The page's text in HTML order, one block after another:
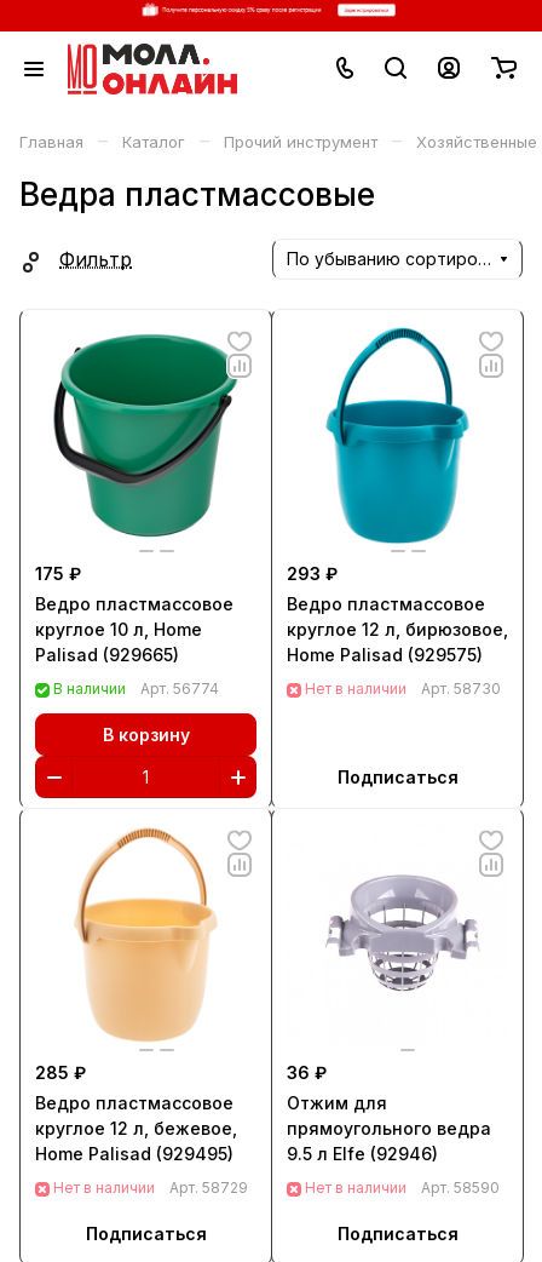
Главная – Каталог – Прочий инструмент –
Ведра пластмассовые
Фильтр По убыванию сортировки
175 ₽
Ведро пластмассовое
круглое 10 л, Home
Palisad (929665)
В наличии Арт. 56774
В корзину
293 ₽
Ведро пластмассовое
круглое 12 л, бирюзовое,
Home Palisad (929575)
Нет в наличии Арт. 58730
Подписаться
285 ₽
Ведро пластмассовое
круглое 12 л, бежевое,
Home Palisad (929495)
Нет в наличии Арт. 58729
Подписаться
36 ₽
Отжим для
прямоугольного ведра
9.5 л Elfe (92946)
Нет в наличии Арт. 58590
Подписаться